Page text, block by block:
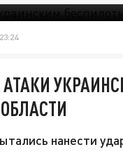
нанести